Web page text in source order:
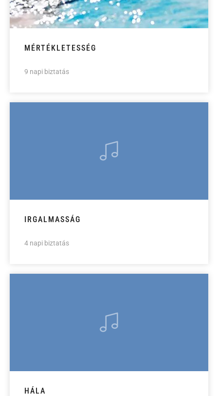
MÉRTÉKLETESSÉG
9 napi biztatás
IRGALMASSÁG
4 napi biztatás
HÁLA